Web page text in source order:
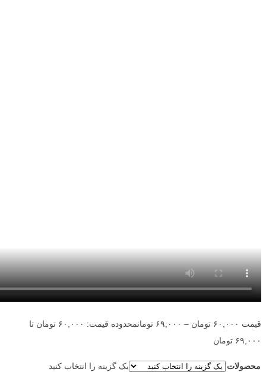
قیمت ۶۰,۰۰۰ تومان – ۶۹,۰۰۰ تومان
محدوده قیمت: ۶۰,۰۰۰ تومان تا
۶۹,۰۰۰ تومان
محصولات
یک گزینه را انتخاب کنید